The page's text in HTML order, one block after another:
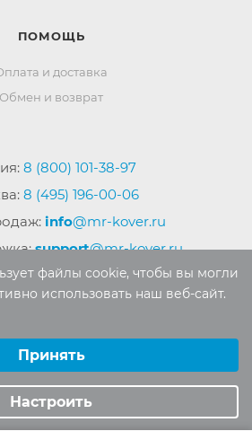
ПОМОЩЬ
и доставка
Обмен и возврат
8 (800) 101-38-97
8 (495) 196-00-06
info@mr-kover.ru
support@mr-kover.ru
без письменного разрешения
запрещено.
файлы cookie, чтобы вы могли
использовать наш веб-сайт.
Принять
Настроить